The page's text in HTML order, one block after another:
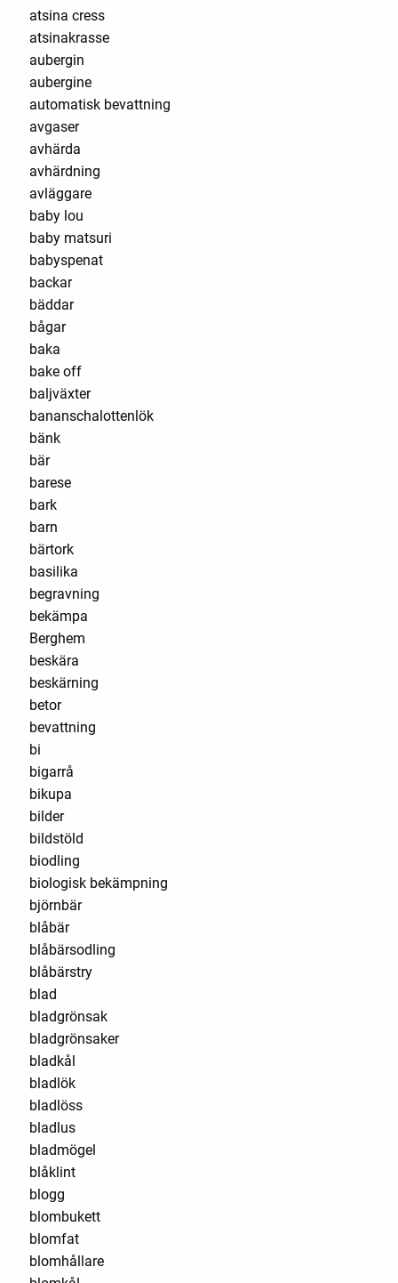
atsina cress
atsinakrasse
aubergin
aubergine
automatisk bevattning
avgaser
avhärda
avhärdning
avläggare
baby lou
baby matsuri
babyspenat
backar
bäddar
bågar
baka
bake off
baljväxter
bananschalottenlök
bänk
bär
barese
bark
barn
bärtork
basilika
begravning
bekämpa
Berghem
beskära
beskärning
betor
bevattning
bi
bigarrå
bikupa
bilder
bildstöld
biodling
biologisk bekämpning
björnbär
blåbär
blåbärsodling
blåbärstry
blad
bladgrönsak
bladgrönsaker
bladkål
bladlök
bladlöss
bladlus
bladmögel
blåklint
blogg
blombukett
blomfat
blomhållare